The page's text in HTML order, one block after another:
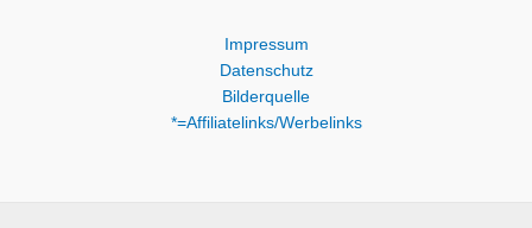
Impressum
Datenschutz
Bilderquelle
*=Affiliatelinks/Werbelinks